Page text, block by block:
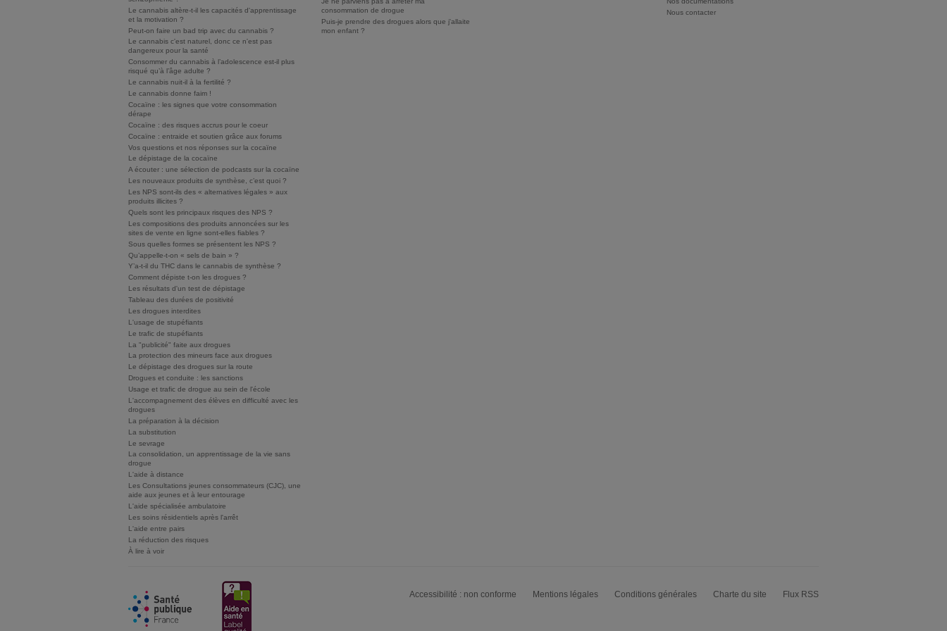
Le cannabis altère-t-il les capacités d'apprentissage
et la motivation ?
Peut-on faire un bad trip avec du cannabis ?
Le cannabis c'est naturel, donc ce n'est pas
dangereux pour la santé
Consommer du cannabis à l’adolescence est-il plus
risqué qu’à l’âge adulte ?
Le cannabis nuit-il à la fertilité ?
Le cannabis donne faim !
Cocaïne : les signes que votre consommation
dérape
Cocaïne : des risques accrus pour le coeur
Cocaïne : entraide et soutien grâce aux forums
Vos questions et nos réponses sur la cocaïne
Le dépistage de la cocaïne
A écouter : une sélection de podcasts sur la cocaïne
Les nouveaux produits de synthèse, c’est quoi ?
Les NPS sont-ils des « alternatives légales » aux
produits illicites ?
Quels sont les principaux risques des NPS ?
Les compositions des produits annoncées sur les
sites de vente en ligne sont-elles fiables ?
Sous quelles formes se présentent les NPS ?
Qu’appelle-t-on « sels de bain » ?
Y’a-t-il du THC dans le cannabis de synthèse ?
Comment dépiste t-on les drogues ?
Les résultats d'un test de dépistage
Tableau des durées de positivité
Les drogues interdites
L'usage de stupéfiants
Le trafic de stupéfiants
La "publicité" faite aux drogues
La protection des mineurs face aux drogues
Le dépistage des drogues sur la route
Drogues et conduite : les sanctions
Usage et trafic de drogue au sein de l'école
L'accompagnement des élèves en difficulté avec les
drogues
La préparation à la décision
La substitution
Le sevrage
La consolidation, un apprentissage de la vie sans
drogue
L'aide à distance
Les Consultations jeunes consommateurs (CJC), une
aide aux jeunes et à leur entourage
L'aide spécialisée ambulatoire
Les soins résidentiels après l'arrêt
L'aide entre pairs
La réduction des risques
À lire à voir
consommation de drogue
Puis-je prendre des drogues alors que j'allaite
mon enfant ?
Nous contacter
Accessibilité : non conforme Mentions légales Conditions générales Charte du site Flux RSS